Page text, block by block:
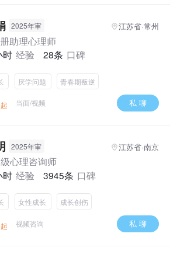
2025年审 江苏省·常州
助理心理师
时 经验 28条 口碑
厌学问题 青春期叛逆
起 当面/视频 私 聊
2025年审 江苏省·南京
心理咨询师
时 经验 3945条 口碑
女性成长 成长创伤
起 视频咨询 私 聊